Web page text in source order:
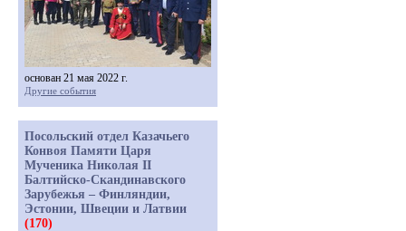
основан 21 мая 2022 г.
Другие события
Посольский отдел Казачьего
Конвоя Памяти Царя
Мученика Николая II
Балтийско-Скандинавского
Зарубежья – Финляндии,
Эстонии, Швеции и Латвии
(170)